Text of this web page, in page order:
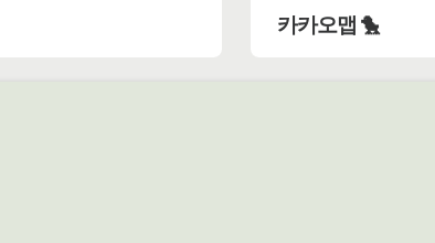
카카오맵 🐤